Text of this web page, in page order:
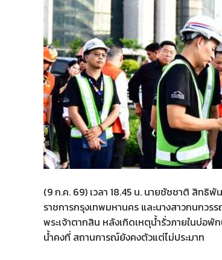
(9 ก.ค. 69) เวลา 18.45 น. นายชัชชาติ สิท
ราชการกรุงเทพมหานคร และนางสาวกนกว
พระเจ้าตากสิน หลังเกิดเหตุน้ำรั่วภายในบ่อพั
น้ำคงที่ สถานการณ์ยังคงตัวแต่ไม่ประมาท